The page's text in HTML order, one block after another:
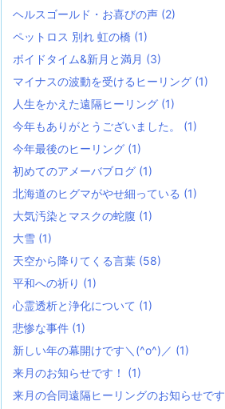
ヘルスゴールド・お喜びの声 (2)
ペットロス 別れ 虹の橋 (1)
ボイドタイム&新月と満月 (3)
マイナスの波動を受けるヒーリング (1)
人生をかえた遠隔ヒーリング (1)
今年もありがとうございました。 (1)
今年最後のヒーリング (1)
初めてのアメーバブログ (1)
北海道のヒグマがやせ細っている (1)
大気汚染とマスクの蛇腹 (1)
大雪 (1)
天空から降りてくる言葉 (58)
平和への祈り (1)
心霊透析と浄化について (1)
悲惨な事件 (1)
新しい年の幕開けです＼(^o^)／ (1)
来月のお知らせです！ (1)
来月の合同遠隔ヒーリングのお知らせです